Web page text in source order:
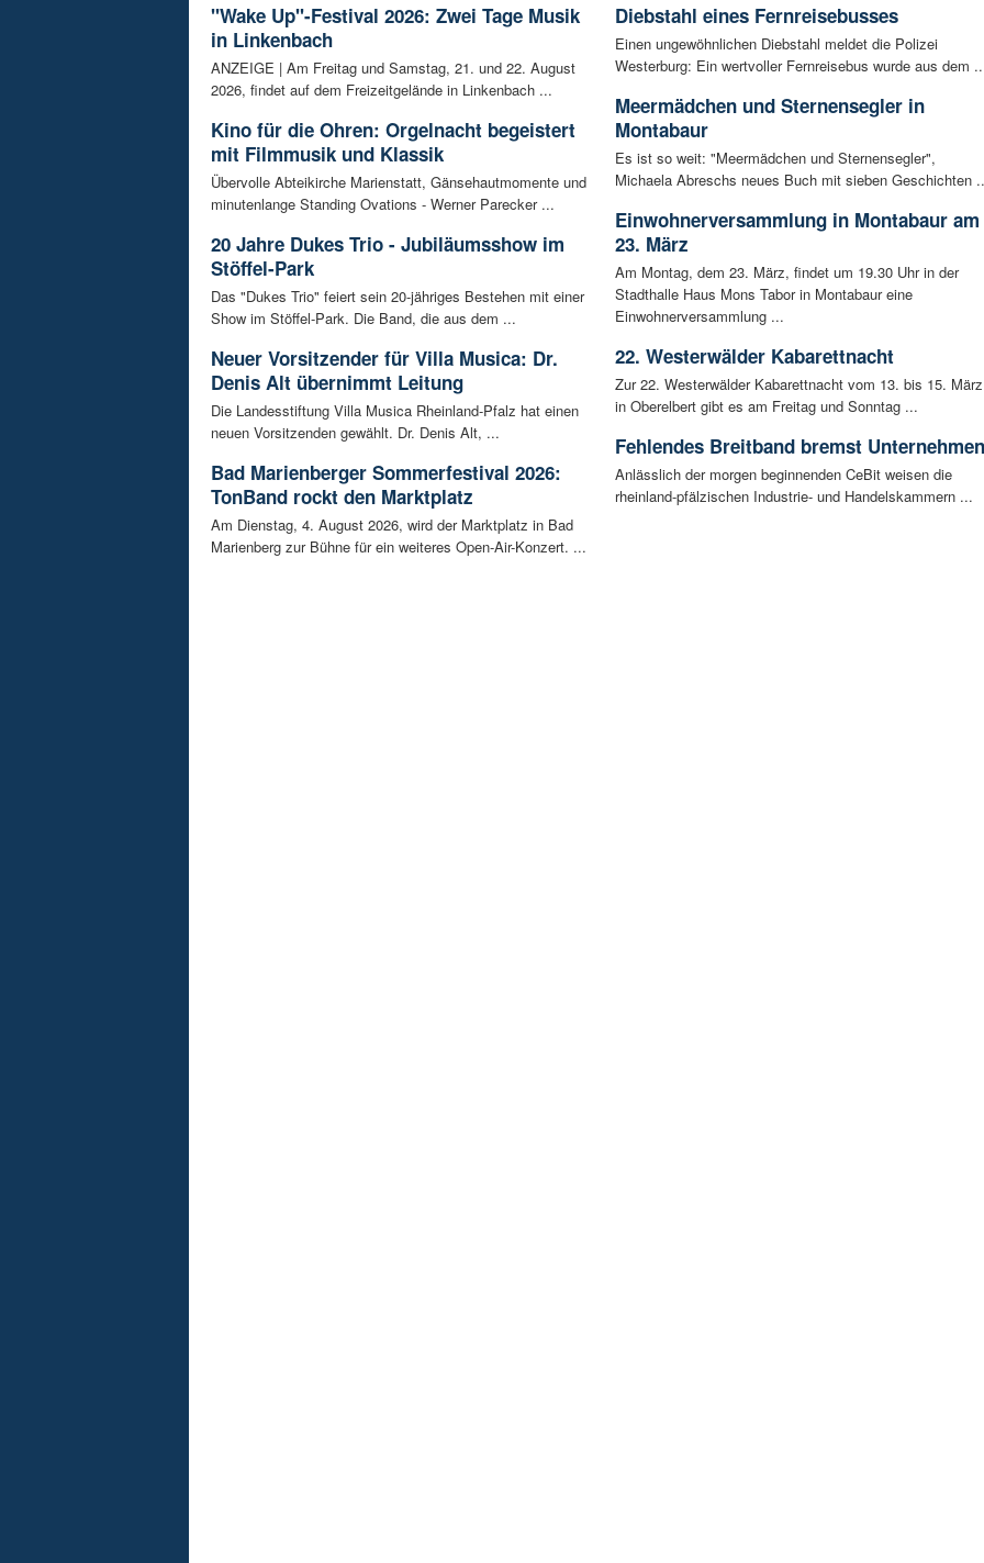
"Wake Up"-Festival 2026: Zwei Tage Musik
in Linkenbach
ANZEIGE | Am Freitag und Samstag, 21. und 22. August
2026, findet auf dem Freizeitgelände in Linkenbach ...
Kino für die Ohren: Orgelnacht begeistert
mit Filmmusik und Klassik
Übervolle Abteikirche Marienstatt, Gänsehautmomente und
minutenlange Standing Ovations - Werner Parecker ...
20 Jahre Dukes Trio - Jubiläumsshow im
Stöffel-Park
Das "Dukes Trio" feiert sein 20-jähriges Bestehen mit einer
Show im Stöffel-Park. Die Band, die aus dem ...
Neuer Vorsitzender für Villa Musica: Dr.
Denis Alt übernimmt Leitung
Die Landesstiftung Villa Musica Rheinland-Pfalz hat einen
neuen Vorsitzenden gewählt. Dr. Denis Alt, ...
Bad Marienberger Sommerfestival 2026:
TonBand rockt den Marktplatz
Am Dienstag, 4. August 2026, wird der Marktplatz in Bad
Marienberg zur Bühne für ein weiteres Open-Air-Konzert. ...
Diebstahl eines Fernreisebusses
Einen ungewöhnlichen Diebstahl meldet die Polizei
Westerburg: Ein wertvoller Fernreisebus wurde aus dem
Meermädchen und Sternensegler in
Montabaur
Es ist so weit: "Meermädchen und Sternensegler",
Michaela Abreschs neues Buch mit sieben Geschichten
Einwohnerversammlung in Montabaur am
23. März
Am Montag, dem 23. März, findet um 19.30 Uhr in der
Stadthalle Haus Mons Tabor in Montabaur eine
Einwohnerversammlung ...
22. Westerwälder Kabarettnacht
Zur 22. Westerwälder Kabarettnacht vom 13. bis 15. März
in Oberelbert gibt es am Freitag und Sonntag ...
Fehlendes Breitband bremst Unternehmen
Anlässlich der morgen beginnenden CeBit weisen die
rheinland-pfälzischen Industrie- und Handelskammern ...